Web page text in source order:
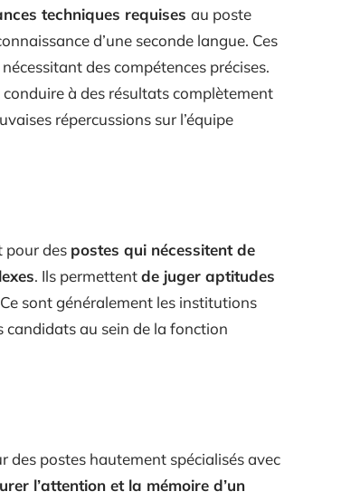
techniques requises au poste
d’une seconde langue. Ces
nécessitant des compétences précises.
à des résultats complètement
répercussions sur l’équipe
pour des postes qui nécessitent de
. Ils permettentde juger aptitudes
sont généralement les institutions
au sein de la fonction
des postes hautement spécialisés avec
l’attention et la mémoire d’un